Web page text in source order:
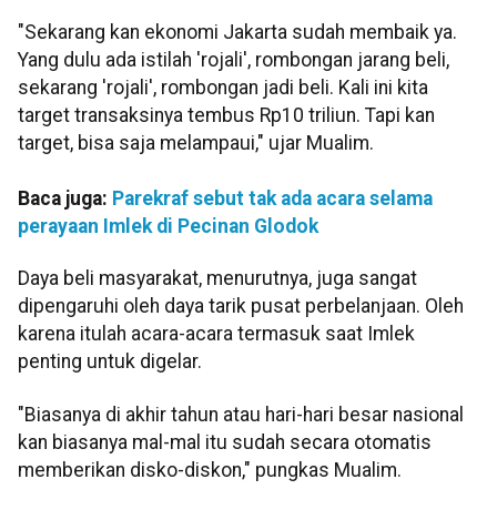
"Sekarang kan ekonomi Jakarta sudah membaik ya.
Yang dulu ada istilah 'rojali', rombongan jarang beli,
sekarang 'rojali', rombongan jadi beli. Kali ini kita
target transaksinya tembus Rp10 triliun. Tapi kan
target, bisa saja melampaui," ujar Mualim.
Baca juga: Parekraf sebut tak ada acara selama
perayaan Imlek di Pecinan Glodok
Daya beli masyarakat, menurutnya, juga sangat
dipengaruhi oleh daya tarik pusat perbelanjaan. Oleh
karena itulah acara-acara termasuk saat Imlek
penting untuk digelar.
"Biasanya di akhir tahun atau hari-hari besar nasional
kan biasanya mal-mal itu sudah secara otomatis
memberikan disko-diskon," pungkas Mualim.